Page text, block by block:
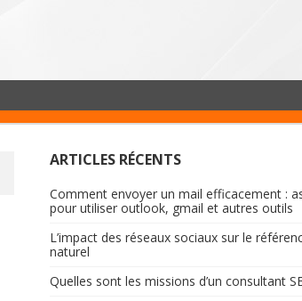
ARTICLES RÉCENTS
Comment envoyer un mail efficacement :
pour utiliser outlook, gmail et autres outils
L’impact des réseaux sociaux sur le
naturel
Quelles sont les missions d’un consultant